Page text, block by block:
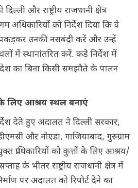
दिल्ली और राष्ट्रीय राजधानी क्षेत्र
अधिकारियों को निर्देश दिया कि वे
पकड़कर उनकी नसबंदी करें और उन्हें
में स्थानांतरित करें. कड़े निर्देश में
का बिना किसी समझौते के पालन
लिए आश्रय स्थल बनाएं
देते हुए अदालत ने दिल्ली सरकार,
और नोएडा, गाजियाबाद, गुरुग्राम
प्राधिकारियों को कुत्तों के लिए आश्रय/
के भीतर राष्ट्रीय राजधानी क्षेत्र में
पर अदालत को रिपोर्ट देने का